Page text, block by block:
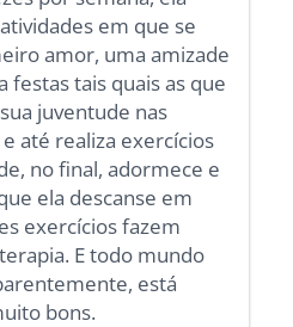
em que se
amor, uma amizade
festas tais quais as que
juventude nas
até realiza exercícios
no final, adormece e
ela descanse em
exercícios fazem
E todo mundo
está
bons.